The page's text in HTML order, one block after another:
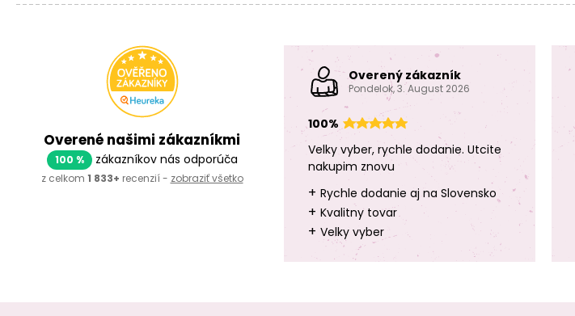
Overené našimi zákazníkmi
100 % zákazníkov nás odporúča
z celkom 1 833+ recenzií - zobraziť všetko
Overený zákazník
Pondelok, 3. August 2026
100%
Velky vyber, rychle dodanie. Utcite
nakupim znovu
+ Rychle dodanie aj na Slovensko
+ Kvalitny tovar
+ Velky vyber